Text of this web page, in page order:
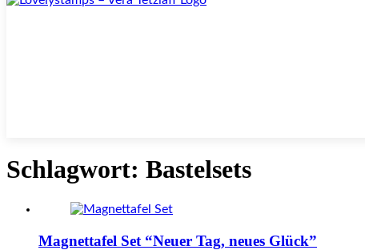
Schlagwort: Bastelsets
Magnettafel Set “Neuer Tag, neues Glück”